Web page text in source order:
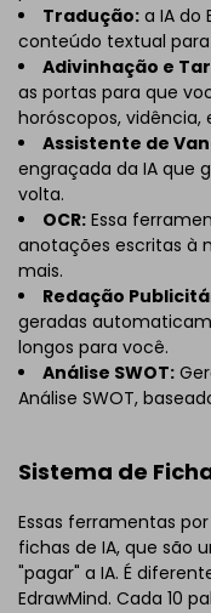
Tradução: a IA do
conteúdo textual para
Adivinhação e
as portas para que
horóscopos, vidência,
Assistente de
engraçada da IA que
volta.
OCR: Essa
anotações escritas à
mais.
Redação
geradas
longos para você.
Análise SWOT:
Análise SWOT,
Sistema de
Essas ferramentas
fichas de IA, que são
"pagar" a IA. É
EdrawMind. Cada 10